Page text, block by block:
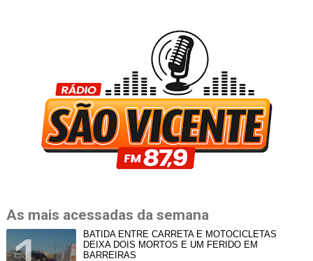
As mais acessadas da semana
BATIDA ENTRE CARRETA E MOTOCICLETAS
DEIXA DOIS MORTOS E UM FERIDO EM
BARREIRAS